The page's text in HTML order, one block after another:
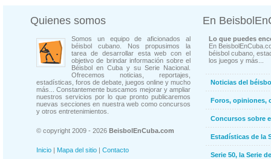
Quienes somos
Somos un equipo de aficionados al
béisbol cubano. Nos propusimos la
tarea de desarrollar esta web con el
objetivo de brindar información sobre el
Béisbol en Cuba y su Serie Nacional.
Ofrecemos noticias, reportajes,
estadísticas, foros de debate, juegos online y mucho
más... Constantemente buscamos mejorar y ampliar
nuestros servicios por lo que pronto publicaremos
nuevas secciones en nuestra web como concursos
y otros entretenimientos.
© copyright 2009 - 2026 BeisbolEnCuba.com
Inicio | Mapa del sitio | Contacto
En
Lo que puedes
En
béisbol cubano,
los juegos y más...
Noticias del
Foros, opiniones,
Concursos sobre
Estadísticas de la
Serie 50, la Serie